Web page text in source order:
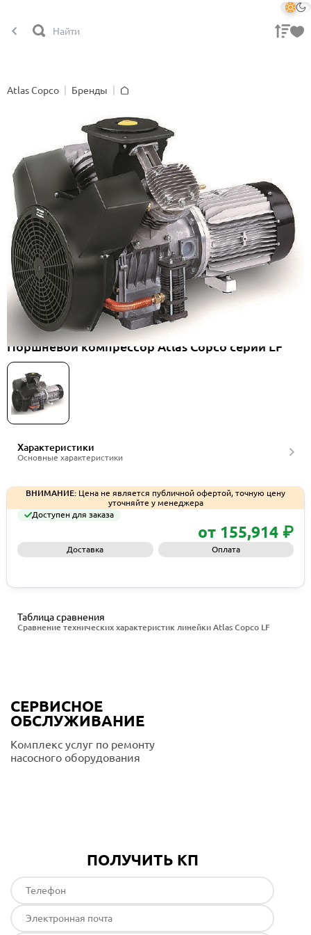
Atlas Copco
Бренды
Поршневой компрессор Atlas Copco серии LF
Характеристики
Основные характеристики
ВНИМАНИЕ: Цена не является публичной офертой, точную цену
уточняйте у менеджера
Доступен для заказа
от 155,914 ₽
Доставка Оплата
Сравнение технических характеристик линейки Atlas Copco LF
Таблица сравнения
СЕРВИСНОЕ
ОБСЛУЖИВАНИЕ
Комплекс услуг по ремонту
насосного оборудования
ПОЛУЧИТЬ КП